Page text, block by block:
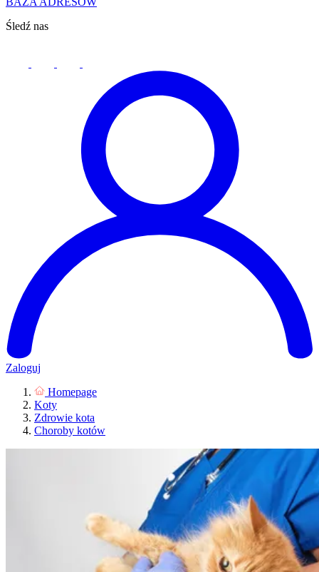
Śledź nas
Zaloguj
Homepage
Koty
Zdrowie kota
Choroby kotów